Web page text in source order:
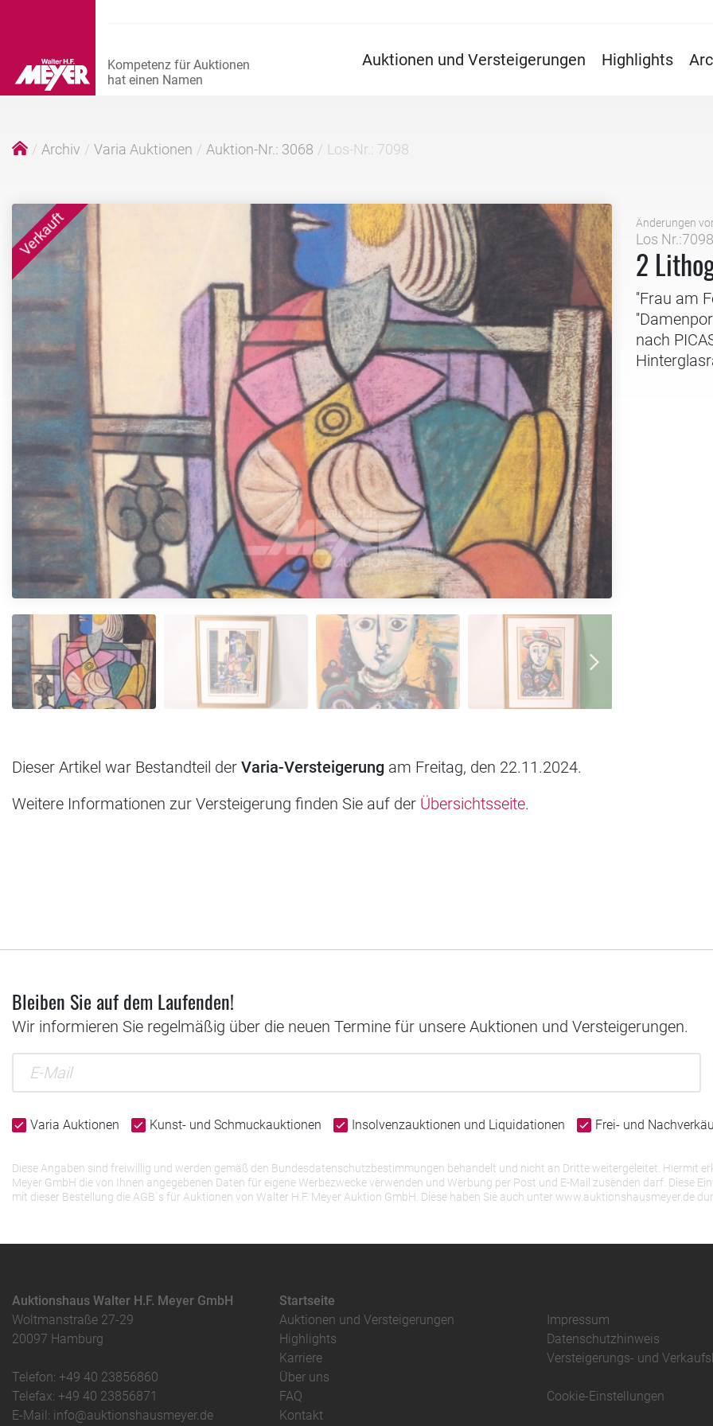
Auktionen und Versteigerungen Highlights
Archiv Varia Auktionen Auktion-Nr.: 3068 Los-Nr.: 7098
Änderungen
Los Nr.:7098
2
''Frau am
nach
Dieser Artikel war Bestandteil der Varia-Versteigerung am Freitag, den 22.11.2024.
Weitere Informationen zur Versteigerung finden Sie auf der Übersichtsseite.
Bleiben Sie auf dem Laufenden!
Wir informieren Sie regelmäßig über die neuen Termine für unsere Auktionen und Versteigerungen.
Varia Auktionen Kunst- und Schmuckauktionen Insolvenzauktionen und Liquidationen Frei- und
Diese Angaben sind freiwillig und werden gemäß den Bundesdatenschutzbestimmungen behandelt und nicht an Dritte weitergeleitet. Hiermit
Meyer GmbH die von Ihnen angegebenen Daten für eigene Werbezwecke verwenden und Werbung per Post und E-Mail zusenden darf. Diese
mit dieser Bestellung die AGB`s für Auktionen von Walter H.F. Meyer Auktion GmbH. Diese haben Sie auch unter www.auktionshausmeyer.de
Auktionshaus Walter H.F. Meyer GmbH
Woltmanstraße 27-29
20097 Hamburg
Telefon: +49 40 23856860
Telefax: +49 40 23856871
E-Mail: info@auktionshausmeyer.de
Startseite
Auktionen und Versteigerungen
Highlights
Karriere
Über uns
FAQ
Kontakt
Impressum
Datenschutzhinweis
Versteigerungs- und
Cookie-Einstellungen